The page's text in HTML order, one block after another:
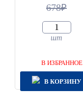
678
шт
В ИЗБРАННОЕ
В КОРЗИНУ